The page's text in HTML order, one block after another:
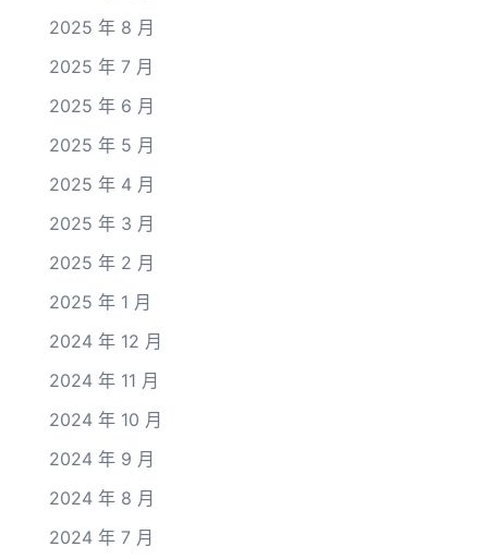
2025 年 8 月
2025 年 7 月
2025 年 6 月
2025 年 5 月
2025 年 4 月
2025 年 3 月
2025 年 2 月
2025 年 1 月
2024 年 12 月
2024 年 11 月
2024 年 10 月
2024 年 9 月
2024 年 8 月
2024 年 7 月